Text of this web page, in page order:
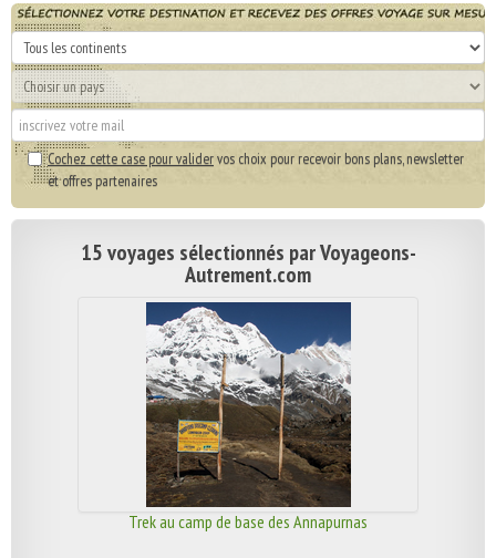
Cochez cette case pour validervos choix pour recevoir bons plans, newsletter
et offres partenaires
15 voyages sélectionnés par Voyageons-
Autrement.com
Trek au camp de base des Annapurnas